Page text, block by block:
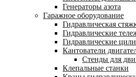
Генераторы азота
Гаражное оборудование
Гидравлическая
Гидравлические
Гидравлические
Кантователи
Стенды для
Клепальные станки